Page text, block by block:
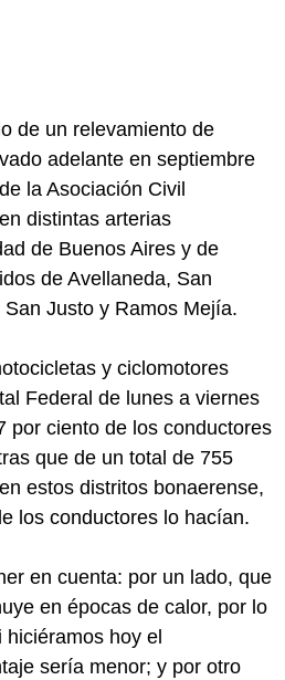
de un relevamiento de
adelante en septiembre
la Asociación Civil
distintas arterias
de Buenos Aires y de
de Avellaneda, San
Justo y Ramos Mejía.
y ciclomotores
Federal de lunes a viernes
por ciento de los conductores
que de un total de 755
estos distritos bonaerense,
los conductores lo hacían.
en cuenta: por un lado, que
en épocas de calor, por lo
hoy el
sería menor; y por otro